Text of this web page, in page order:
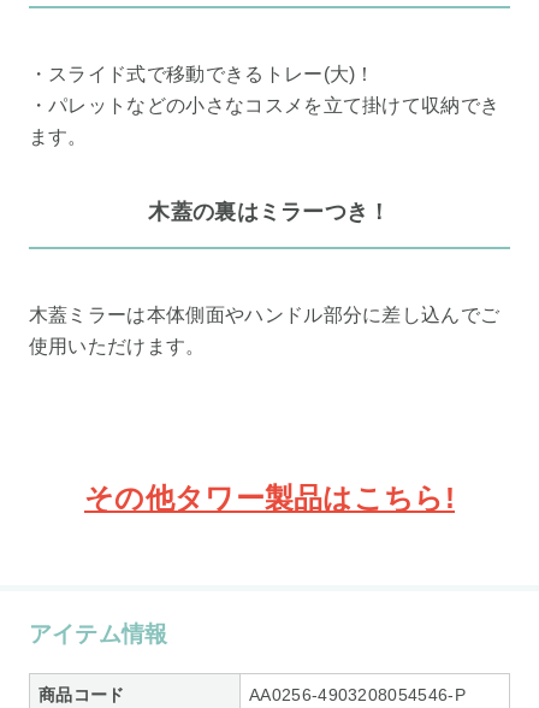
・スライド式で移動できるトレー(大)！
・パレットなどの小さなコスメを立て掛けて収納でき
ます。
木蓋の裏はミラーつき！
木蓋ミラーは本体側面やハンドル部分に差し込んでご
使用いただけます。
その他タワー製品はこちら!
アイテム情報
商品コード AA0256-4903208054546-P